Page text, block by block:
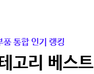
품 통합 인기 랭킹
고리 베스트